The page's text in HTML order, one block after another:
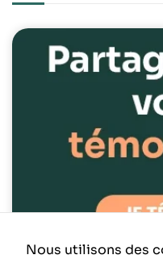
Nous utilisons des